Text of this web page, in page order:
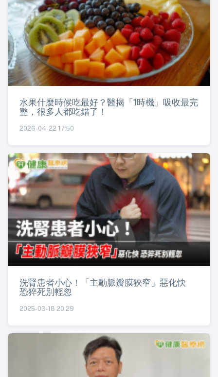
水果什麼時候吃最好？醫揭「1時機」吸收最完
整，很多人都吃錯了！
2026-04-22 17:50
洗腎患者小心！「主動脈瓣膜狹窄」惡化快
恐猝死別輕忽
2025-03-18 20:29